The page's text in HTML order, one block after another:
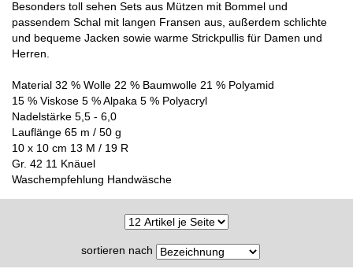
Besonders toll sehen Sets aus Mützen mit Bommel und
passendem Schal mit langen Fransen aus, außerdem schlichte
und bequeme Jacken sowie warme Strickpullis für Damen und
Herren.
Material 32 % Wolle 22 % Baumwolle 21 % Polyamid
15 % Viskose 5 % Alpaka 5 % Polyacryl
Nadelstärke 5,5 - 6,0
Lauflänge 65 m / 50 g
10 x 10 cm 13 M / 19 R
Gr. 42 11 Knäuel
Waschempfehlung Handwäsche
sortieren nach